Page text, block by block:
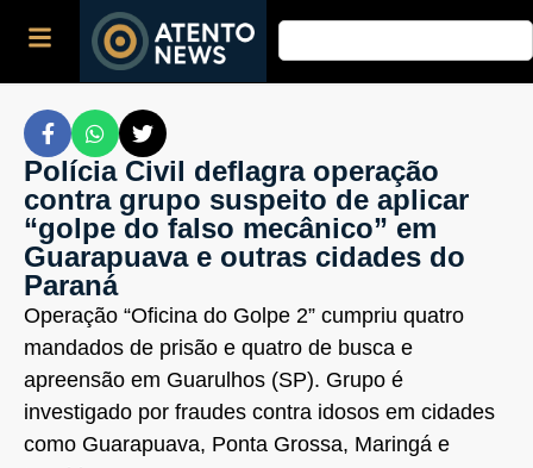
Polícia Civil deflagra operação
contra grupo suspeito de aplicar
“golpe do falso mecânico” em
Guarapuava e outras cidades do
Paraná
Operação “Oficina do Golpe 2” cumpriu quatro
mandados de prisão e quatro de busca e
apreensão em Guarulhos (SP). Grupo é
investigado por fraudes contra idosos em cidades
como Guarapuava, Ponta Grossa, Maringá e